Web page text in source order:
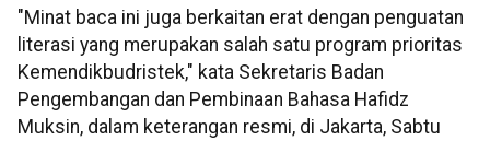
"Minat baca ini juga berkaitan erat dengan penguatan
literasi yang merupakan salah satu program prioritas
Kemendikbudristek," kata Sekretaris Badan
Pengembangan dan Pembinaan Bahasa Hafidz
Muksin, dalam keterangan resmi, di Jakarta, Sabtu